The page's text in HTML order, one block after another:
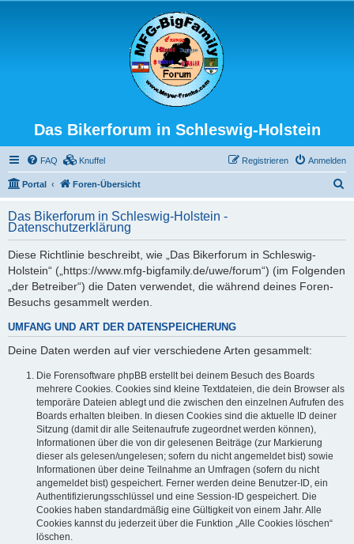
Das Bikerforum in Schleswig-Holstein
FAQ Knuffel Anmelden
Registrieren
Portal Foren-Übersicht
h
Das Bikerforum in Schleswig-Holstein -
Datenschutzerklärung
Diese Richtlinie beschreibt, wie „Das Bikerforum in Schleswig-
Holstein“ („https://www.mfg-bigfamily.de/uwe/forum“) (im Folgenden
„der Betreiber“) die Daten verwendet, die während deines Foren-
Besuchs gesammelt werden.
UMFANG UND ART DER DATENSPEICHERUNG
Deine Daten werden auf vier verschiedene Arten gesammelt:
Die Forensoftware phpBB erstellt bei deinem Besuch des Boards
mehrere Cookies. Cookies sind kleine Textdateien, die dein Browser als
temporäre Dateien ablegt und die zwischen den einzelnen Aufrufen des
Boards erhalten bleiben. In diesen Cookies sind die aktuelle ID deiner
Sitzung (damit dir alle Seitenaufrufe zugeordnet werden können),
Informationen über die von dir gelesenen Beiträge (zur Markierung
dieser als gelesen/ungelesen; sofern du nicht angemeldet bist) sowie
Informationen über deine Teilnahme an Umfragen (sofern du nicht
angemeldet bist) gespeichert. Ferner werden deine Benutzer-ID, ein
Authentifizierungsschlüssel und eine Session-ID gespeichert. Die
Cookies haben standardmäßig eine Gültigkeit von einem Jahr. Alle
Cookies kannst du jederzeit über die Funktion „Alle Cookies löschen“
löschen.